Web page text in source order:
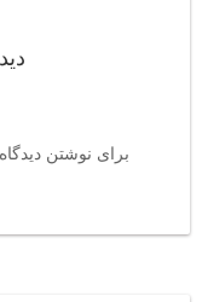
برای نوشتن دیدگاه